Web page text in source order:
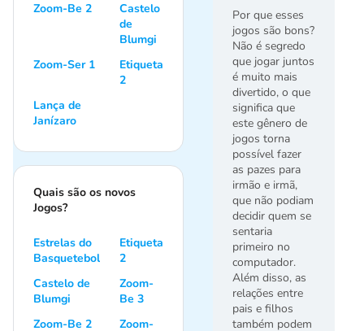
Por que esses
jogos são bons?
Não é segredo
que jogar juntos
é muito mais
divertido, o que
significa que
este gênero de
jogos torna
possível fazer
as pazes para
irmão e irmã,
que não podiam
decidir quem se
sentaria
primeiro no
computador.
Além disso, as
relações entre
pais e filhos
também podem
Zoom-Be 2
Castelo
de
Blumgi
Zoom-Ser 1
Etiqueta
2
Lança de
Janízaro
Quais são os novos
Jogos?
Estrelas do
Basquetebol
Etiqueta
2
Castelo de
Blumgi
Zoom-
Be 3
Zoom-Be 2
Zoom-